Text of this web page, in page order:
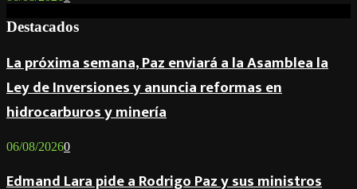
Destacados
La próxima semana, Paz enviará a la Asamblea la
Ley de Inversiones y anuncia reformas en
hidrocarburos y minería
06/08/20260
Edmand Lara pide a Rodrigo Paz y sus ministros